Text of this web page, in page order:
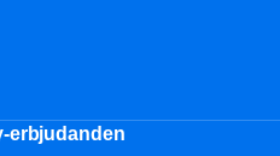
erbjudanden